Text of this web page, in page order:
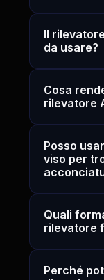
Il
da usare?
Cosa
rilevatore
Posso
viso per
Quali
rilevatore
Perché